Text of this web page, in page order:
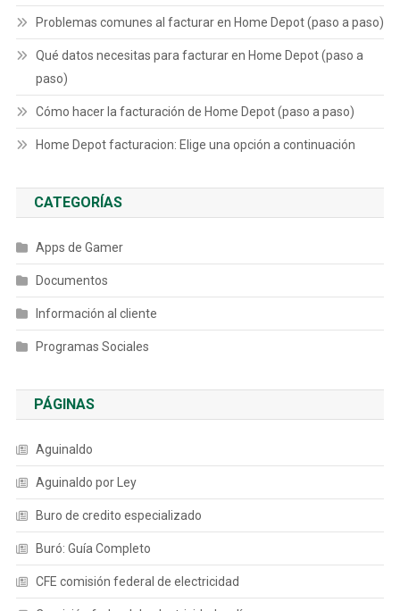
Problemas comunes al facturar en Home Depot (paso a paso)
Qué datos necesitas para facturar en Home Depot (paso a
paso)
Cómo hacer la facturación de Home Depot (paso a paso)
Home Depot facturacion: Elige una opción a continuación
CATEGORÍAS
Apps de Gamer
Documentos
Información al cliente
Programas Sociales
PÁGINAS
Aguinaldo
Aguinaldo por Ley
Buro de credito especializado
Buró: Guía Completo
CFE comisión federal de electricidad